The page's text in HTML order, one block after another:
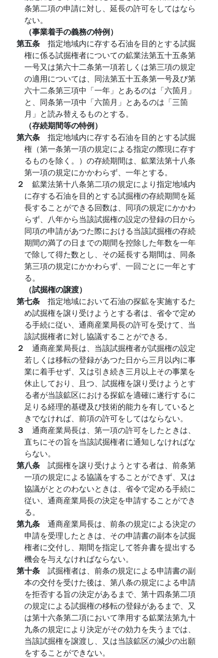
条第二項の申請に対し、延長の許可をしてはなら
ない。
（事業着手の義務の特例）
第五条 指定地域内に存する石油を目的とする試掘
権に係る試掘権者についての鉱業法第五十五条第
一号又は第六十二条第一項若しくは第三項の規定
の適用については、同法第五十五条第一号及び第
六十二条第三項中「一年」とあるのは「六箇月」
と、同条第一項中「六箇月」とあるのは「三箇
月」と読み替えるものとする。
（存続期間等の特例）
第六条 指定地域内に存する石油を目的とする試掘
権（第一条第一項の規定による指定の際現に存す
るものを除く。）の存続期間は、鉱業法第十八条
第一項の規定にかかわらず、一年とする。
２ 鉱業法第十八条第二項の規定により指定地域内
に存する石油を目的とする試掘権の存続期間を延
長することができる回数は、同項の規定にかかわ
らず、八年から当該試掘権の設定の登録の日から
同項の申請があつた際における当該試掘権の存続
期間の満了の日までの期間を控除した年数を一年
で除して得た数とし、その延長する期間は、同条
第三項の規定にかかわらず、一回ごとに一年とす
る。
（試掘権の譲渡）
第七条 指定地域において石油の探鉱を実施するた
め試掘権を譲り受けようとする者は、省令で定め
る手続に従い、通商産業局長の許可を受けて、当
該試掘権者に対し協議することができる。
２ 通商産業局長は、当該試掘権者が試掘権の設定
若しくは移転の登録があつた日から三月以内に事
業に着手せず、又は引き続き三月以上その事業を
休止しており、且つ、試掘権を譲り受けようとす
る者が当該鉱区における探鉱を適確に遂行するに
足りる経理的基礎及び技術的能力を有していると
きでなければ、前項の許可をしてはならない。
３ 通商産業局長は、第一項の許可をしたときは、
直ちにその旨を当該試掘権者に通知しなければな
らない。
第八条 試掘権を譲り受けようとする者は、前条第
一項の規定による協議をすることができず、又は
協議がととのわないときは、省令で定める手続に
従い、通商産業局長の決定を申請することができ
る。
第九条 通商産業局長は、前条の規定による決定の
申請を受理したときは、その申請書の副本を試掘
権者に交付し、期間を指定して答弁書を提出する
機会を与えなければならない。
第十条 試掘権者は、前条の規定による申請書の副
本の交付を受けた後は、第八条の規定による申請
を拒否する旨の決定があるまで、第十四条第二項
の規定による試掘権の移転の登録があるまで、又
は第十六条第二項において準用する鉱業法第九十
九条の規定により決定がその効力を失うまでは、
当該試掘権を譲渡し、又は当該鉱区の減少の出願
をすることができない。